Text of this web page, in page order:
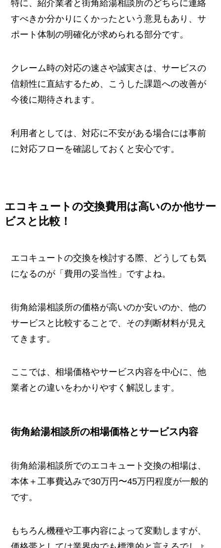
特に、紹介業者と街角給湯相談所のどちらに連絡
すべきか分かりにくかったという意見もあり、サ
ポート体制の明確化が求められる部分です。
クレーム時の対応の速さや誠実さは、サービスの
信頼性に直結するため、こうした課題への改善が
今後に期待されます。
利用者としては、対応に不安がある場合には事前
に対応フローを確認しておくと安心です。
エコキュートの交換費用は高いのか他サー
ビスと比較！
エコキュートの交換を検討する際、どうしても気
になるのが「費用の妥当性」ですよね。
街角給湯相談所の価格が高いのか安いのか、他の
サービスと比較することで、その判断材料が見え
てきます。
ここでは、相場価格やサービス内容を中心に、他
業者との違いをわかりやすく解説します。
街角給湯相談所の相場価格とサービス内容
街角給湯相談所でのエコキュート交換の相場は、
本体＋工事費込みで30万円〜45万円程度が一般的
です。
もちろん機種や工事内容によって変動しますが、